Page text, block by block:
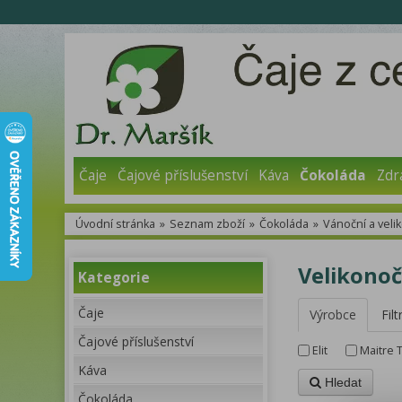
Čaje Čajové příslušenství Káva Čokoláda
Úvodní stránka » Seznam zboží » Čokoláda » Vánoční a
Kategorie
Čaje
Čajové příslušenství
Káva
Výrobce Filtr
Elit Maitre
Hledat